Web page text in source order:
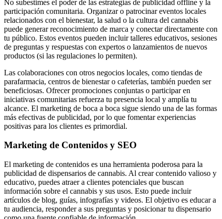
No subestimes el poder de las estrategias de publicidad offline y la
participación comunitaria. Organizar o patrocinar eventos locales
relacionados con el bienestar, la salud o la cultura del cannabis
puede generar reconocimiento de marca y conectar directamente con
tu público. Estos eventos pueden incluir talleres educativos, sesiones
de preguntas y respuestas con expertos o lanzamientos de nuevos
productos (si las regulaciones lo permiten).
Las colaboraciones con otros negocios locales, como tiendas de
parafarmacia, centros de bienestar o cafeterías, también pueden ser
beneficiosas. Ofrecer promociones conjuntas o participar en
iniciativas comunitarias refuerza tu presencia local y amplía tu
alcance. El marketing de boca a boca sigue siendo una de las formas
más efectivas de publicidad, por lo que fomentar experiencias
positivas para los clientes es primordial.
Marketing de Contenidos y SEO
El marketing de contenidos es una herramienta poderosa para la
publicidad de dispensarios de cannabis. Al crear contenido valioso y
educativo, puedes atraer a clientes potenciales que buscan
información sobre el cannabis y sus usos. Esto puede incluir
artículos de blog, guías, infografías y videos. El objetivo es educar a
tu audiencia, responder a sus preguntas y posicionar tu dispensario